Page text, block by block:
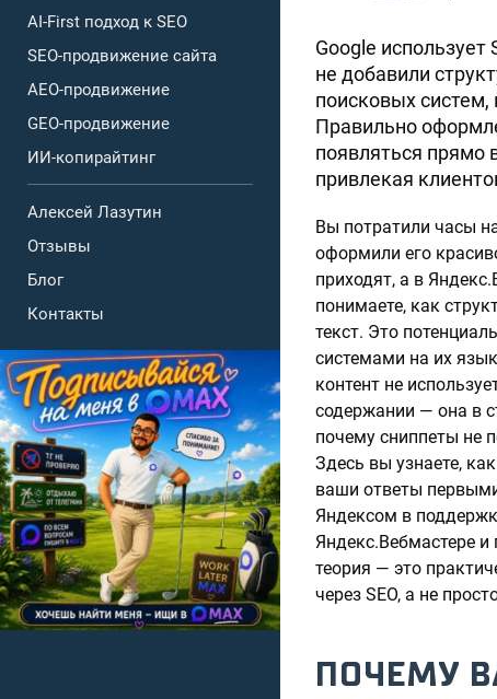
AI-First подход к SEO
SEO-продвижение сайта
AEO-продвижение
GEO-продвижение
ИИ-копирайтинг
Алексей Лазутин
Отзывы
Блог
Контакты
Google
не добавили
поисковых систем,
Правильно
появляться прямо
привлекая
Вы потратили часы
оформили его
приходят, а в
понимаете, как
текст. Это
системами на их
контент не
содержании — она в
почему сниппеты не
Здесь вы узнаете,
ваши ответы
Яндексом в
Яндекс.Вебмастере и
теория — это
через SEO, а не
ПОЧЕМУ